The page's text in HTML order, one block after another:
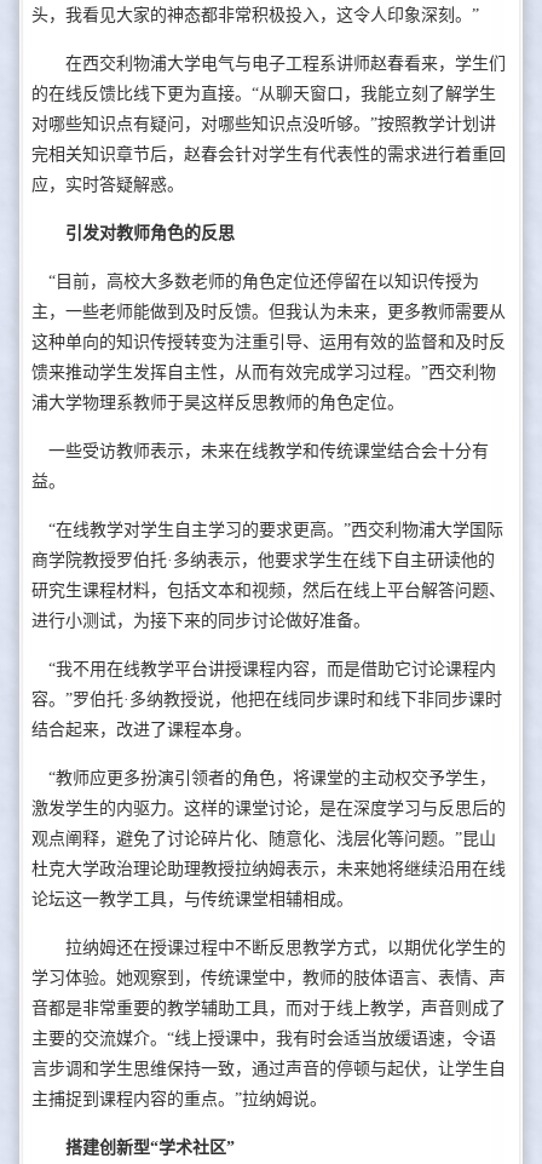
头，我看见大家的神态都非常积极投入，这令人印象深刻。”
在西交利物浦大学电气与电子工程系讲师赵春看来，学生们
的在线反馈比线下更为直接。“从聊天窗口，我能立刻了解学生
对哪些知识点有疑问，对哪些知识点没听够。”按照教学计划讲
完相关知识章节后，赵春会针对学生有代表性的需求进行着重回
应，实时答疑解惑。
引发对教师角色的反思
“目前，高校大多数老师的角色定位还停留在以知识传授为
主，一些老师能做到及时反馈。但我认为未来，更多教师需要从
这种单向的知识传授转变为注重引导、运用有效的监督和及时反
馈来推动学生发挥自主性，从而有效完成学习过程。”西交利物
浦大学物理系教师于昊这样反思教师的角色定位。
一些受访教师表示，未来在线教学和传统课堂结合会十分有
益。
“在线教学对学生自主学习的要求更高。”西交利物浦大学国际
商学院教授罗伯托·多纳表示，他要求学生在线下自主研读他的
研究生课程材料，包括文本和视频，然后在线上平台解答问题、
进行小测试，为接下来的同步讨论做好准备。
“我不用在线教学平台讲授课程内容，而是借助它讨论课程内
容。”罗伯托·多纳教授说，他把在线同步课时和线下非同步课时
结合起来，改进了课程本身。
“教师应更多扮演引领者的角色，将课堂的主动权交予学生，
激发学生的内驱力。这样的课堂讨论，是在深度学习与反思后的
观点阐释，避免了讨论碎片化、随意化、浅层化等问题。”昆山
杜克大学政治理论助理教授拉纳姆表示，未来她将继续沿用在线
论坛这一教学工具，与传统课堂相辅相成。
拉纳姆还在授课过程中不断反思教学方式，以期优化学生的
学习体验。她观察到，传统课堂中，教师的肢体语言、表情、声
音都是非常重要的教学辅助工具，而对于线上教学，声音则成了
主要的交流媒介。“线上授课中，我有时会适当放缓语速，令语
言步调和学生思维保持一致，通过声音的停顿与起伏，让学生自
主捕捉到课程内容的重点。”拉纳姆说。
搭建创新型“学术社区”